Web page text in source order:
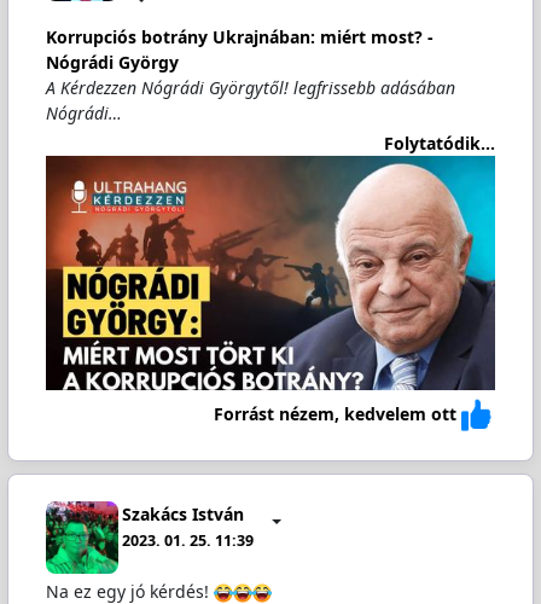
Korrupciós botrány Ukrajnában: miért most? -
Nógrádi György
A Kérdezzen Nógrádi Györgytől! legfrissebb adásában
Nógrádi…
Folytatódik...
Forrást nézem, kedvelem ott
Szakács István
2023. 01. 25. 11:39
Na ez egy jó kérdés!